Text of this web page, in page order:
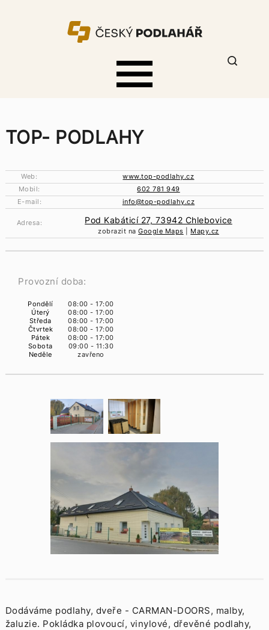
TOP- PODLAHY
Web:
www.top-podlahy.cz
Mobil:
602 781 949
E-mail:
info@top-podlahy.cz
Adresa: Pod Kabáticí 27, 73942 Chlebovice
zobrazit naGoogle Maps Mapy.cz
Provozní doba:
Pondělí
08:00 - 17:00
Úterý
08:00 - 17:00
Středa
08:00 - 17:00
Čtvrtek
08:00 - 17:00
Pátek
08:00 - 17:00
Sobota
09:00 - 11:30
Neděle
zavřeno
Dodáváme podlahy, dveře - CARMAN-DOORS, malby,
žaluzie. Pokládka plovoucí, vinylové, dřevěné podlahy,